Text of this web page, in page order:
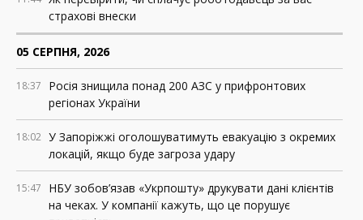
страхові внески
05 СЕРПНЯ, 2026
18:37
Росія знищила понад 200 АЗС у прифронтових
регіонах України
18:02 У Запоріжжі оголошуватимуть евакуацію з окремих
локацій, якщо буде загроза удару
15:47
НБУ зобов’язав «Укрпошту» друкувати дані клієнтів
на чеках. У компанії кажуть, що це порушує